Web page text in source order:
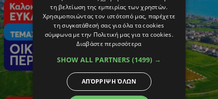
τη βελτίωση της εμπειρίας των χρηστών.
Χρησιμοποιώντας τον ιστότοπό μας, παρέχετε
τη συγκατάθεσή σας για όλα τα cookies
σύμφωνα με την Πολιτική μας για τα cookies.
Διαβάστε περισσότερα
SHOW ALL PARTNERS (1499) →
ΑΠΌΡΡΙΨΗ ΌΛΩΝ